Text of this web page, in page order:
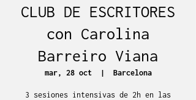
CLUB DE ESCRITORES
con Carolina
Barreiro Viana
mar, 28 oct
  |
Barcelona
3 sesiones intensivas de 2h en las